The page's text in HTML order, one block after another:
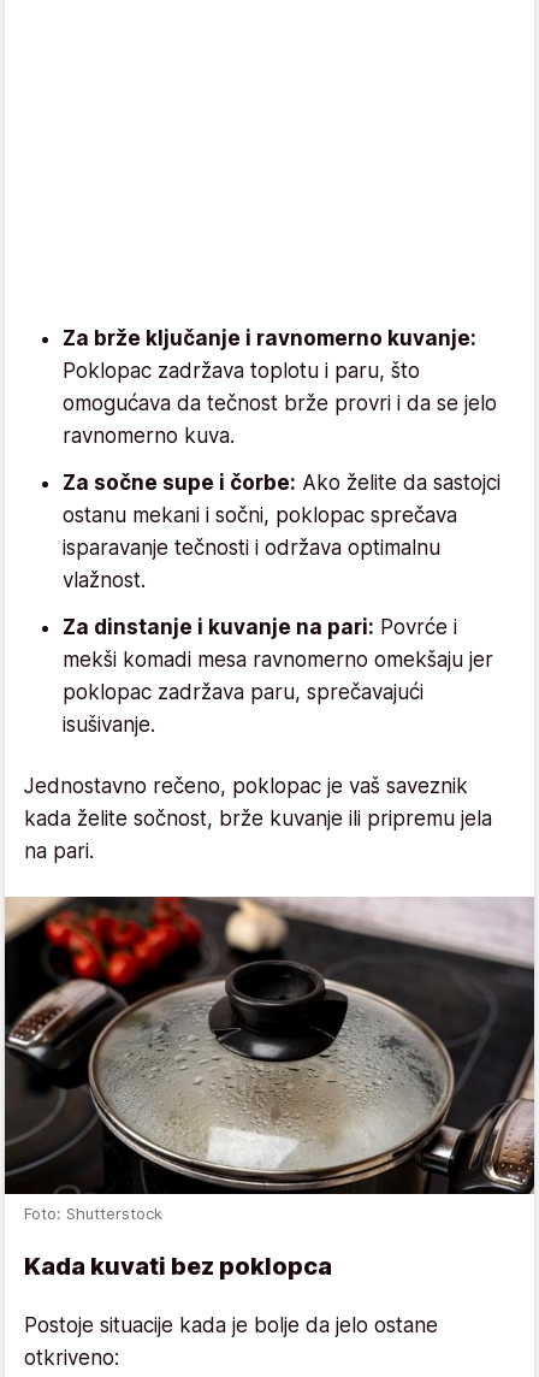
Za brže ključanje i ravnomerno kuvanje:
Poklopac zadržava toplotu i paru, što
omogućava da tečnost brže provri i da se jelo
ravnomerno kuva.
Za sočne supe i čorbe: Ako želite da sastojci
ostanu mekani i sočni, poklopac sprečava
isparavanje tečnosti i održava optimalnu
vlažnost.
Za dinstanje i kuvanje na pari: Povrće i
mekši komadi mesa ravnomerno omekšaju jer
poklopac zadržava paru, sprečavajući
isušivanje.
Jednostavno rečeno, poklopac je vaš saveznik
kada želite sočnost, brže kuvanje ili pripremu jela
na pari.
Foto: Shutterstock
Kada kuvati bez poklopca
Postoje situacije kada je bolje da jelo ostane
otkriveno: